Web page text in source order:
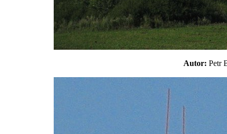
Autor: